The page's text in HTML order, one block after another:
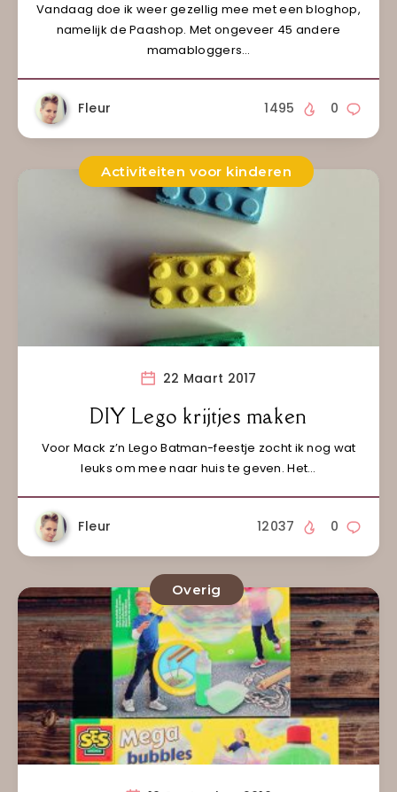
Vandaag doe ik weer gezellig mee met een bloghop,
namelijk de Paashop. Met ongeveer 45 andere
mamabloggers…
Fleur 0
1495
Activiteiten voor kinderen
22 Maart 2017
DIY Lego krijtjes maken
Voor Mack z’n Lego Batman-feestje zocht ik nog wat
leuks om mee naar huis te geven. Het…
Fleur 0
12037
Overig